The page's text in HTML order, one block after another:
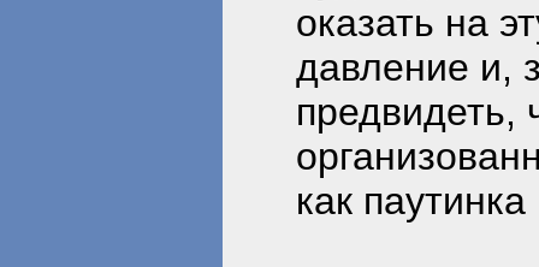
оказать на
давление и,
предвидеть,
как